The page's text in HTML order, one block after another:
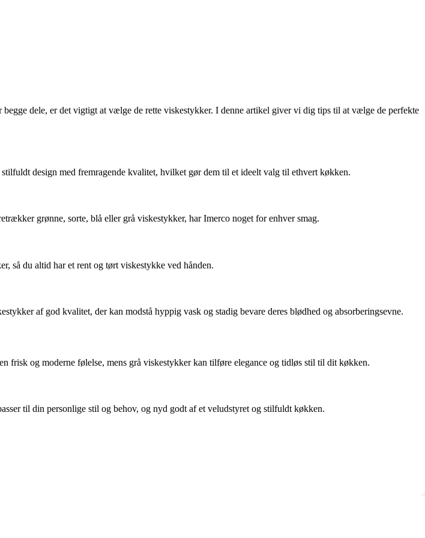
dele, er det vigtigt at vælge de rette viskestykker. I denne artikel giver vi dig tips til at vælge de perfekte
design med fremragende kvalitet, hvilket gør dem til et ideelt valg til ethvert køkken.
grønne, sorte, blå eller grå viskestykker, har Imerco noget for enhver smag.
så du altid har et rent og tørt viskestykke ved hånden.
af god kvalitet, der kan modstå hyppig vask og stadig bevare deres blødhed og absorberingsevne.
og moderne følelse, mens grå viskestykker kan tilføre elegance og tidløs stil til dit køkken.
til din personlige stil og behov, og nyd godt af et veludstyret og stilfuldt køkken.